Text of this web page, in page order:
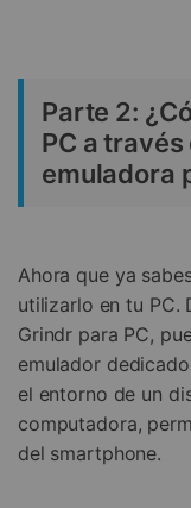
Parte 2:
PC a
emuladora
Ahora que ya
utilizarlo en tu PC.
Grindr para PC,
emulador
el entorno de un
computadora,
del smartphone.